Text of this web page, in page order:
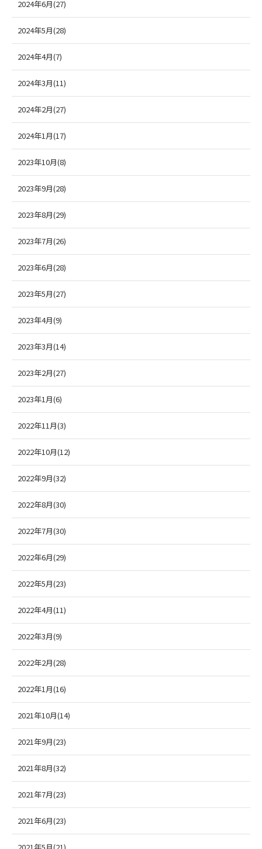
2024年6月(27)
2024年5月(28)
2024年4月(7)
2024年3月(11)
2024年2月(27)
2024年1月(17)
2023年10月(8)
2023年9月(28)
2023年8月(29)
2023年7月(26)
2023年6月(28)
2023年5月(27)
2023年4月(9)
2023年3月(14)
2023年2月(27)
2023年1月(6)
2022年11月(3)
2022年10月(12)
2022年9月(32)
2022年8月(30)
2022年7月(30)
2022年6月(29)
2022年5月(23)
2022年4月(11)
2022年3月(9)
2022年2月(28)
2022年1月(16)
2021年10月(14)
2021年9月(23)
2021年8月(32)
2021年7月(23)
2021年6月(23)
2021年5月(21)